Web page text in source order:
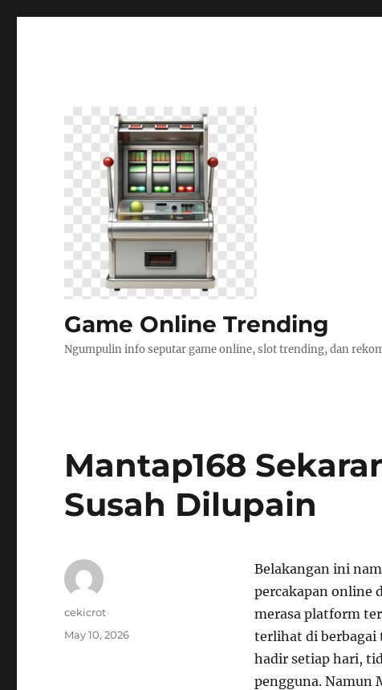
Game Online Trending
Ngumpulin info seputar game online, slot trending, dan
Mantap168
Susah Dilupain
Belakangan ini
percakapan online
merasa platform
terlihat di berbagai
hadir setiap hari,
pengguna. Namun
Author
cekicrot
Posted
May 10, 2026